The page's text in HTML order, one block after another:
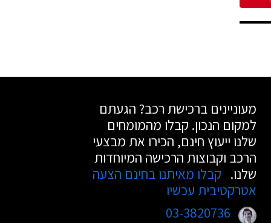
מעוניינים ברכישת רכב? הגעתם
למקום הנכון. קבלו מהמומחים
שלנו ייעוץ חינם, הכירו את מבצעי
הרכב וקבוצות הרכישה המיוחדות
שלנו. קבלו מאיתנו בחינם הצעה
אטרקטיבית עכשיו
03-3820736